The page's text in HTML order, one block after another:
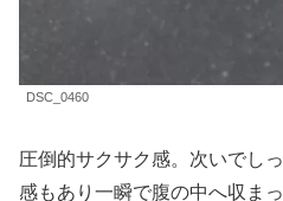
DSC_0460
圧倒的サクサク感。次いでし
感もあり一瞬で腹の中へ収ま